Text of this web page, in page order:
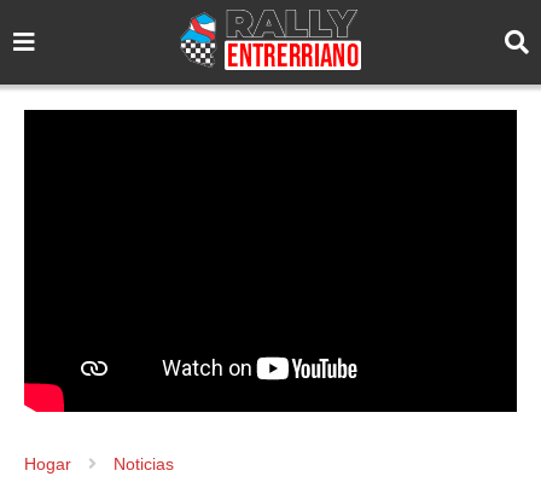
Hogar Noticias